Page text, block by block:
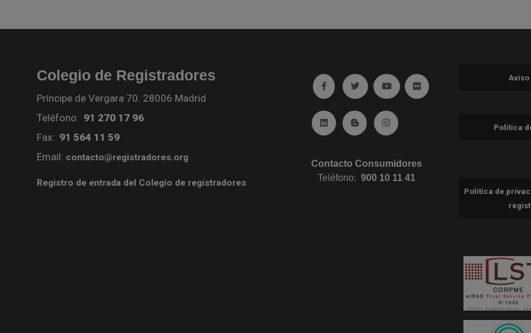
Colegio de Registradores
Príncipe de Vergara 70. 28006 Madrid
Teléfono: 91 270 17 96
Fax: 91 564 11 59
Email: contacto@registradores.org
Registro de entrada del Colegio de registradores
Ir a facebook (abre en ventana nueva)
Ir a twitter (abre en ventana nueva)
Ir a YouTube (abre en ventana nueva)
Ir a Flickr (abre en ventana
Ir a Linkedin (abre en ventana nueva)
Ir al Blog (abre en ventana nueva)
Ir a Instagram (abre en ventana
Contacto Consumidores
Teléfono:900 10 11 41
Aviso
Política
Política de